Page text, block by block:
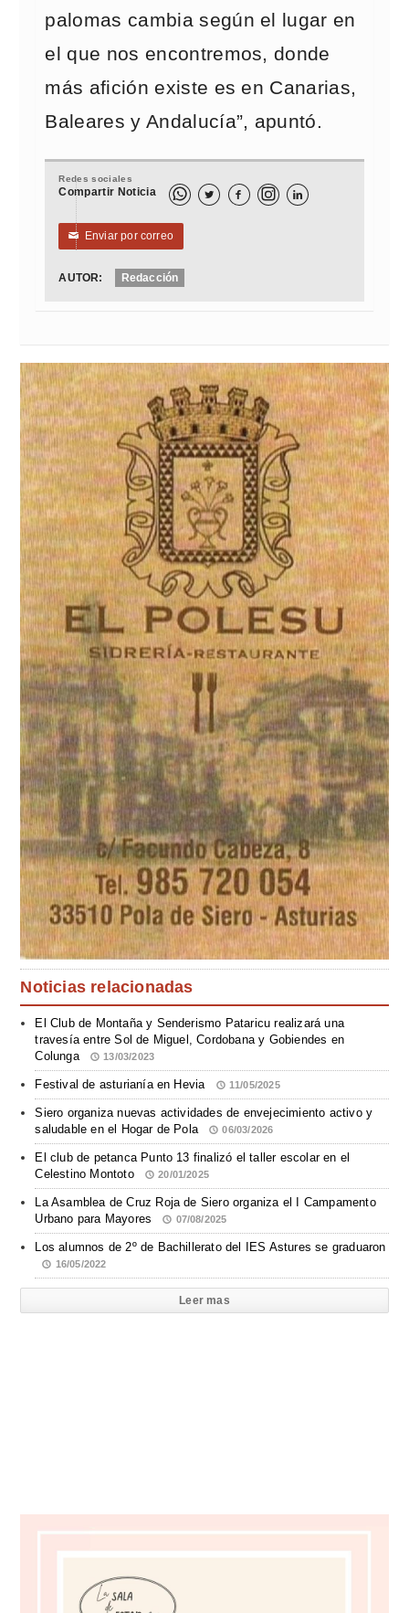
palomas cambia según el lugar en
el que nos encontremos, donde
más afición existe es en Canarias,
Baleares y Andalucía”, apuntó.
Redes sociales
Compartir Noticia   
✉ Enviar por correo
AUTOR: Redacción
Noticias relacionadas
El Club de Montaña y Senderismo Pataricu realizará una
travesía entre Sol de Miguel, Cordobana y Gobiendes en
Colunga
13/03/2023
Festival de asturianía en Hevia 11/05/2025
Siero organiza nuevas actividades de envejecimiento activo y
saludable en el Hogar de Pola
06/03/2026
El club de petanca Punto 13 finalizó el taller escolar en el
Celestino Montoto
20/01/2025
La Asamblea de Cruz Roja de Siero organiza el I Campamento
Urbano para Mayores
07/08/2025
Los alumnos de 2º de Bachillerato del IES Astures se graduaron
16/05/2022
Leer mas